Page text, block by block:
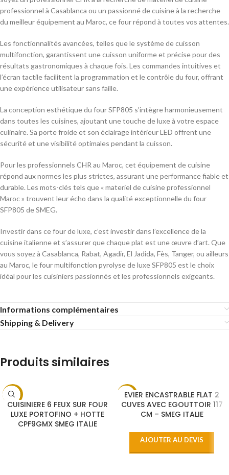
professionnel à Casablanca ou un passionné de cuisine à la recherche
du meilleur équipement au Maroc, ce four répond à toutes vos attentes.
Les fonctionnalités avancées, telles que le système de cuisson
multifonction, garantissent une cuisson uniforme et précise pour des
résultats gastronomiques à chaque fois. Les commandes intuitives et
l’écran tactile facilitent la programmation et le contrôle du four, offrant
une expérience utilisateur sans faille.
La conception esthétique du four SFP805 s’intègre harmonieusement
dans toutes les cuisines, ajoutant une touche de luxe à votre espace
culinaire. Sa porte froide et son éclairage intérieur LED offrent une
sécurité et une visibilité optimales pendant la cuisson.
Pour les professionnels CHR au Maroc, cet équipement de cuisine
répond aux normes les plus strictes, assurant une performance fiable et
durable. Les mots-clés tels que « materiel de cuisine professionnel
Maroc » trouvent leur écho dans la qualité exceptionnelle du four
SFP805 de SMEG.
Investir dans ce four de luxe, c’est investir dans l’excellence de la
cuisine italienne et s’assurer que chaque plat est une œuvre d’art. Que
vous soyez à Casablanca, Rabat, Agadir, El Jadida, Fès, Tanger, ou ailleurs
au Maroc, le four multifonction pyrolyse de luxe SFP805 est le choix
idéal pour les cuisiniers passionnés et les professionnels exigeants.
Informations complémentaires
Shipping & Delivery
Produits similaires
-9% CHOIX DES OPTIONS
CUISINIERE 6 FEUX SUR FOUR
LUXE PORTOFINO + HOTTE
CPF9GMX SMEG ITALIE
-17%
EVIER ENCASTRABLE FLAT 2
CUVES AVEC EGOUTTOIR 117
CM – SMEG ITALIE
AJOUTER AU DEVIS